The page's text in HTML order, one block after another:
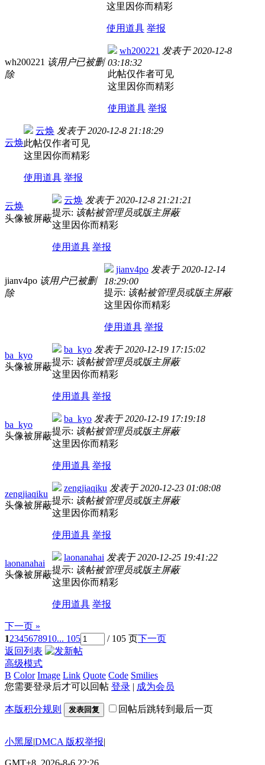
这里因你而精彩
使用道具 举报
wh200221 该用户已被删
除
wh200221 发表于2020-12-8
03:18:32
此帖仅作者可见
这里因你而精彩
使用道具 举报
云焕
云焕 发表于2020-12-8 21:18:29
此帖仅作者可见
这里因你而精彩
使用道具 举报
云焕
头像被屏蔽
云焕 发表于2020-12-8 21:21:21
提示: 该帖被管理员或版主屏蔽
这里因你而精彩
使用道具 举报
jianv4po 该用户已被删
除
jianv4po 发表于2020-12-14
18:29:00
提示: 该帖被管理员或版主屏蔽
这里因你而精彩
使用道具 举报
ba_kyo
头像被屏蔽
ba_kyo 发表于2020-12-19 17:15:02
提示: 该帖被管理员或版主屏蔽
这里因你而精彩
使用道具 举报
ba_kyo
头像被屏蔽
ba_kyo 发表于2020-12-19 17:19:18
提示: 该帖被管理员或版主屏蔽
这里因你而精彩
使用道具 举报
zengjiaqiku
头像被屏蔽
zengjiaqiku 发表于2020-12-23 01:08:08
提示: 该帖被管理员或版主屏蔽
这里因你而精彩
使用道具 举报
laonanahai
头像被屏蔽
laonanahai 发表于2020-12-25 19:41:22
提示: 该帖被管理员或版主屏蔽
这里因你而精彩
使用道具 举报
下一页 »
12345678910... 105 / 105 页下一页
返回列表
高级模式
B Color Image Link Quote Code Smilies
您需要登录后才可以回帖 登录 | 成为会员
本版积分规则 发表回复 回帖后跳转到最后一页
小黑屋|DMCA 版权举报|
GMT+8, 2026-8-6 22:26